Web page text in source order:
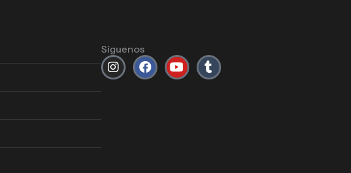
Síguenos
InstagramFacebook
YoutubeTumblr